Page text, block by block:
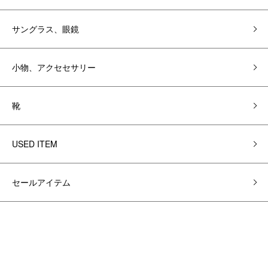
サングラス、眼鏡
小物、アクセセサリー
靴
USED ITEM
セールアイテム